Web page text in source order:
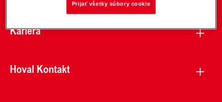
Kariéra
Hoval Kontakt
Prijať všetky súbory cookie